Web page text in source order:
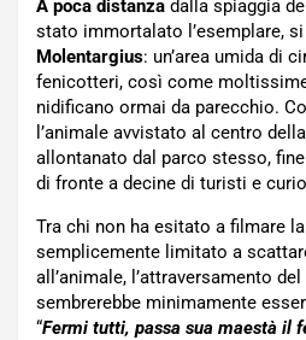
A poca distanza dalla spiaggia
stato immortalato l’esemplare,
Molentargius: un’area umida di
fenicotteri, così come
nidificano ormai da parecchio.
l’animale avvistato al centro
allontanato dal parco stesso,
di fronte a decine di turisti e
Tra chi non ha esitato a filmare
semplicemente limitato a
all’animale, l’attraversamento
sembrerebbe minimamente
“Fermi tutti, passa sua maestà il